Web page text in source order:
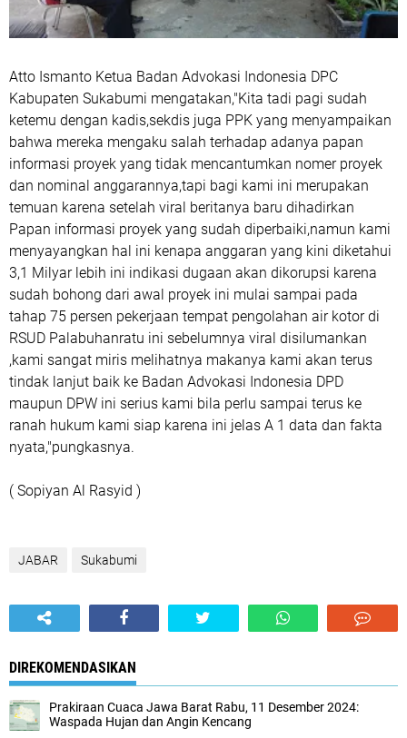
Atto Ismanto Ketua Badan Advokasi Indonesia DPC
Kabupaten Sukabumi mengatakan,"Kita tadi pagi sudah
ketemu dengan kadis,sekdis juga PPK yang menyampaikan
bahwa mereka mengaku salah terhadap adanya papan
informasi proyek yang tidak mencantumkan nomer proyek
dan nominal anggarannya,tapi bagi kami ini merupakan
temuan karena setelah viral beritanya baru dihadirkan
Papan informasi proyek yang sudah diperbaiki,namun kami
menyayangkan hal ini kenapa anggaran yang kini diketahui
3,1 Milyar lebih ini indikasi dugaan akan dikorupsi karena
sudah bohong dari awal proyek ini mulai sampai pada
tahap 75 persen pekerjaan tempat pengolahan air kotor di
RSUD Palabuhanratu ini sebelumnya viral disilumankan
,kami sangat miris melihatnya makanya kami akan terus
tindak lanjut baik ke Badan Advokasi Indonesia DPD
maupun DPW ini serius kami bila perlu sampai terus ke
ranah hukum kami siap karena ini jelas A 1 data dan fakta
nyata,"pungkasnya.
( Sopiyan Al Rasyid )
JABAR Sukabumi
DIREKOMENDASIKAN
Prakiraan Cuaca Jawa Barat Rabu, 11 Desember 2024:
Waspada Hujan dan Angin Kencang